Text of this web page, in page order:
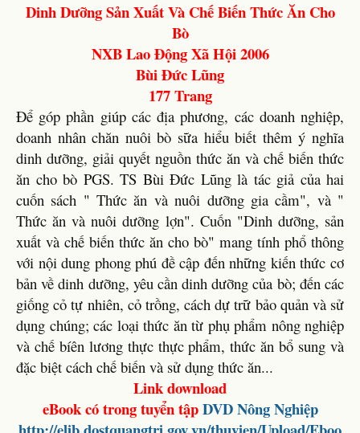
Dinh Dưỡng Sản Xuất Và Chế Biến Thức Ăn Cho
Bò
NXB Lao Động Xã Hội 2006
Bùi Đức Lũng
177 Trang
Để góp phần giúp các địa phương, các doanh nghiệp,
doanh nhân chăn nuôi bò sữa hiểu biết thêm ý nghĩa
dinh dưỡng, giải quyết nguồn thức ăn và chế biến thức
ăn cho bò PGS. TS Bùi Đức Lũng là tác giả của hai
cuốn sách " Thức ăn và nuôi dưỡng gia cầm", và "
Thức ăn và nuôi dưỡng lợn". Cuốn "Dinh dưỡng, sản
xuất và chế biến thức ăn cho bò" mang tính phổ thông
với nội dung phong phú đề cập đến những kiến thức cơ
bản về dinh dưỡng, yêu cần dinh dưỡng của bò; đến các
giống cỏ tự nhiên, cỏ trồng, cách dự trữ bảo quản và sử
dụng chúng; các loại thức ăn từ phụ phẩm nông nghiệp
và chế bíên lương thực thực phẩm, thức ăn bổ sung và
đặc biệt cách chế biến và sử dụng thức ăn...
Link download
eBook có trong tuyển tậpDVDNông Nghiệp